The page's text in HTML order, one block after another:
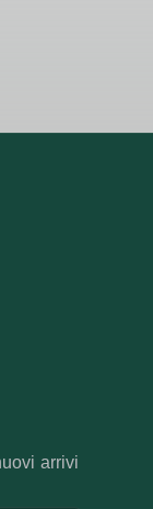
arrivi